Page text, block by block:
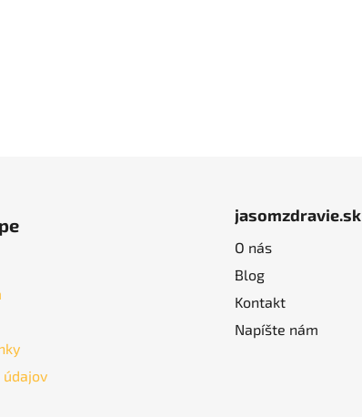
údajov
jasomzdravie.sk
O nás
Blog
Kontakt
Napíšte nám